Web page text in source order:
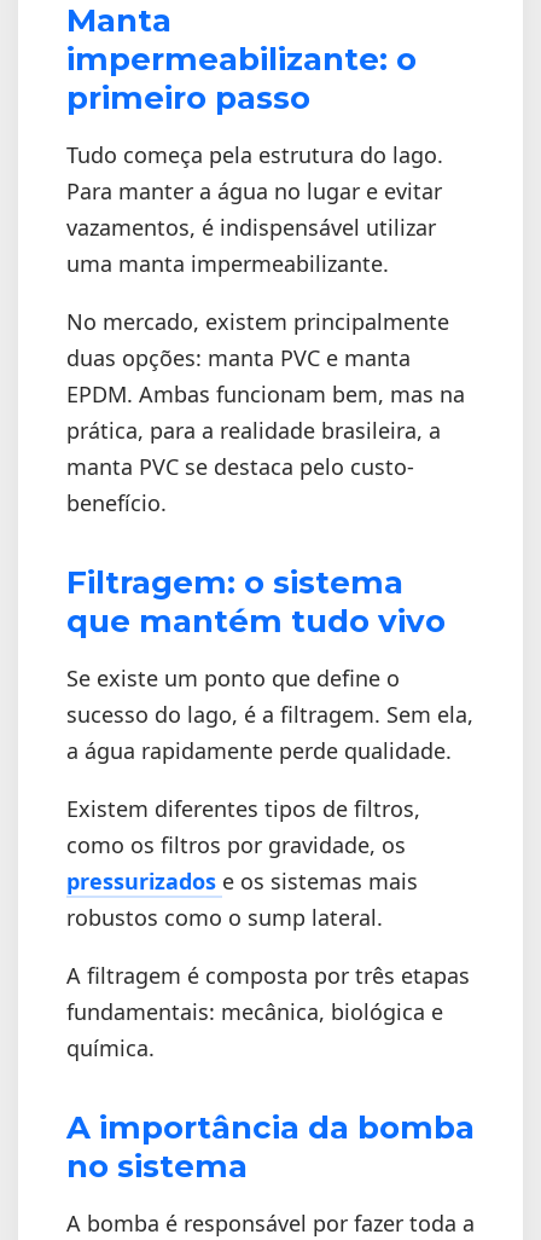
Manta
impermeabilizante: o
primeiro passo
Tudo começa pela estrutura do lago.
Para manter a água no lugar e evitar
vazamentos, é indispensável utilizar
uma manta impermeabilizante.
No mercado, existem principalmente
duas opções: manta PVC e manta
EPDM. Ambas funcionam bem, mas na
prática, para a realidade brasileira, a
manta PVC se destaca pelo custo-
benefício.
Filtragem: o sistema
que mantém tudo vivo
Se existe um ponto que define o
sucesso do lago, é a filtragem. Sem ela,
a água rapidamente perde qualidade.
Existem diferentes tipos de filtros,
como os filtros por gravidade, os
pressurizados e os sistemas mais
robustos como o sump lateral.
A filtragem é composta por três etapas
fundamentais: mecânica, biológica e
química.
A importância da bomba
no sistema
A bomba é responsável por fazer toda a